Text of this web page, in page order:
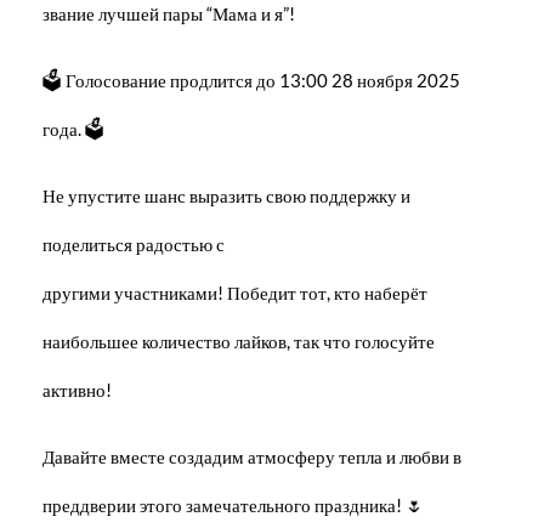
звание лучшей пары “Мама и я”!
🗳️ Голосование продлится до 13:00 28 ноября 2025
года. 🗳️
Не упустите шанс выразить свою поддержку и
поделиться радостью с
другими участниками! Победит тот, кто наберёт
наибольшее количество лайков, так что голосуйте
активно!
Давайте вместе создадим атмосферу тепла и любви в
преддверии этого замечательного праздника! 🌷